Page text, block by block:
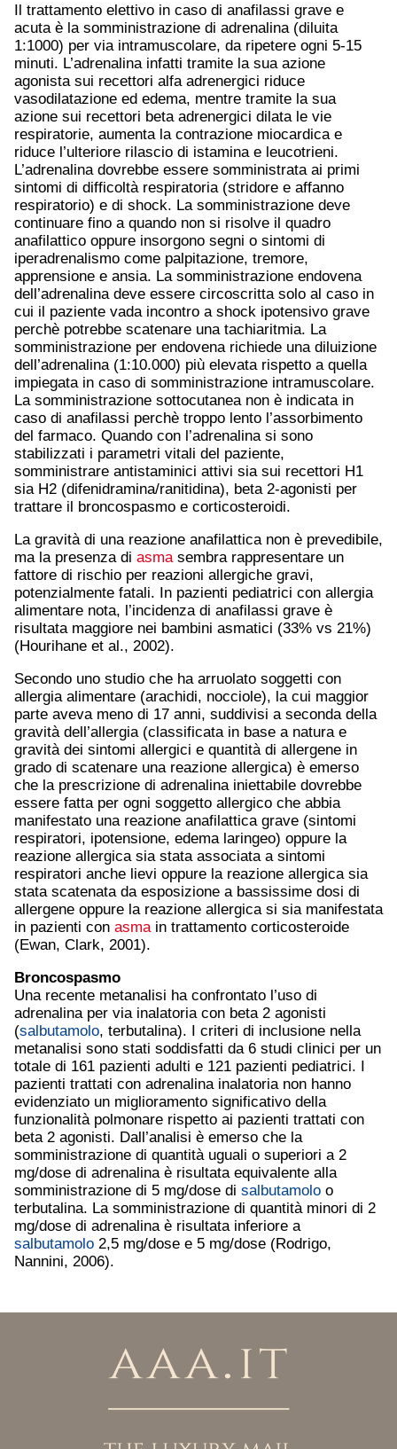
Il trattamento elettivo in caso di anafilassi grave e
acuta è la somministrazione di adrenalina (diluita
1:1000) per via intramuscolare, da ripetere ogni 5-15
minuti. L’adrenalina infatti tramite la sua azione
agonista sui recettori alfa adrenergici riduce
vasodilatazione ed edema, mentre tramite la sua
azione sui recettori beta adrenergici dilata le vie
respiratorie, aumenta la contrazione miocardica e
riduce l’ulteriore rilascio di istamina e leucotrieni.
L’adrenalina dovrebbe essere somministrata ai primi
sintomi di difficoltà respiratoria (stridore e affanno
respiratorio) e di shock. La somministrazione deve
continuare fino a quando non si risolve il quadro
anafilattico oppure insorgono segni o sintomi di
iperadrenalismo come palpitazione, tremore,
apprensione e ansia. La somministrazione endovena
dell’adrenalina deve essere circoscritta solo al caso in
cui il paziente vada incontro a shock ipotensivo grave
perchè potrebbe scatenare una tachiaritmia. La
somministrazione per endovena richiede una diluizione
dell’adrenalina (1:10.000) più elevata rispetto a quella
impiegata in caso di somministrazione intramuscolare.
La somministrazione sottocutanea non è indicata in
caso di anafilassi perchè troppo lento l’assorbimento
del farmaco. Quando con l’adrenalina si sono
stabilizzati i parametri vitali del paziente,
somministrare antistaminici attivi sia sui recettori H1
sia H2 (difenidramina/ranitidina), beta 2-agonisti per
trattare il broncospasmo e corticosteroidi.
La gravità di una reazione anafilattica non è prevedibile,
ma la presenza di asmasembra rappresentare un
fattore di rischio per reazioni allergiche gravi,
potenzialmente fatali. In pazienti pediatrici con allergia
alimentare nota, l’incidenza di anafilassi grave è
risultata maggiore nei bambini asmatici (33% vs 21%)
(Hourihane et al., 2002).
Secondo uno studio che ha arruolato soggetti con
allergia alimentare (arachidi, nocciole), la cui maggior
parte aveva meno di 17 anni, suddivisi a seconda della
gravità dell’allergia (classificata in base a natura e
gravità dei sintomi allergici e quantità di allergene in
grado di scatenare una reazione allergica) è emerso
che la prescrizione di adrenalina iniettabile dovrebbe
essere fatta per ogni soggetto allergico che abbia
manifestato una reazione anafilattica grave (sintomi
respiratori, ipotensione, edema laringeo) oppure la
reazione allergica sia stata associata a sintomi
respiratori anche lievi oppure la reazione allergica sia
stata scatenata da esposizione a bassissime dosi di
allergene oppure la reazione allergica si sia manifestata
in pazienti con asmain trattamento corticosteroide
(Ewan, Clark, 2001).
Broncospasmo
Una recente metanalisi ha confrontato l’uso di
adrenalina per via inalatoria con beta 2 agonisti
(salbutamolo, terbutalina). I criteri di inclusione nella
metanalisi sono stati soddisfatti da 6 studi clinici per un
totale di 161 pazienti adulti e 121 pazienti pediatrici. I
pazienti trattati con adrenalina inalatoria non hanno
evidenziato un miglioramento significativo della
funzionalità polmonare rispetto ai pazienti trattati con
beta 2 agonisti. Dall’analisi è emerso che la
somministrazione di quantità uguali o superiori a 2
mg/dose di adrenalina è risultata equivalente alla
somministrazione di 5 mg/dose di salbutamolo o
terbutalina. La somministrazione di quantità minori di 2
mg/dose di adrenalina è risultata inferiore a
salbutamolo 2,5 mg/dose e 5 mg/dose (Rodrigo,
Nannini, 2006).